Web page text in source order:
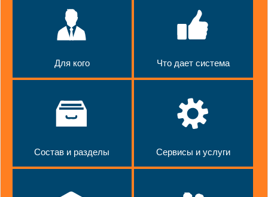
Для кого Что дает система
Состав и разделы Сервисы и услуги